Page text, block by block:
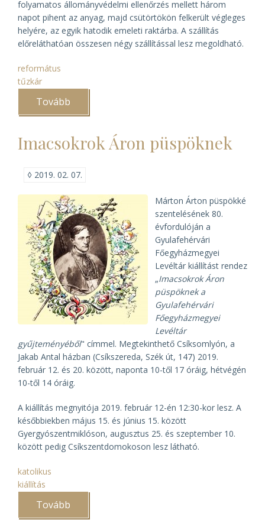
folyamatos állományvédelmi ellenőrzés mellett három
napot pihent az anyag, majd csütörtökön felkerült végleges
helyére, az egyik hatodik emeleti raktárba. A szállítás
előreláthatóan összesen négy szállítással lesz megoldható.
református
tűzkár
Tovább
Ráday
átszállítása
)
Imacsokrok Áron püspöknek
◊ 2019. 02. 07.
Márton Árton püspökké
szentelésének 80.
évfordulóján a
Gyulafehérvári
Főegyházmegyei
Levéltár kiállítást rendez
„Imacsokrok Áron
püspöknek a
Gyulafehérvári
Főegyházmegyei
Levéltár
gyűjteményéből" címmel. Megtekinthető Csíksomlyón, a
Jakab Antal házban (Csíkszereda, Szék út, 147) 2019.
február 12. és 20. között, naponta 10-től 17 óráig, hétvégén
10-től 14 óráig.
A kiállítás megnyitója 2019. február 12-én 12:30-kor lesz. A
későbbiekben május 15. és június 15. között
Gyergyószentmiklóson, augusztus 25. és szeptember 10.
között pedig Csíkszentdomokoson lesz látható.
katolikus
kiállítás
Tovább